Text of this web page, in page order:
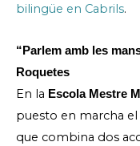
bilingüe en Cabrils.
“Parlem amb les
Roquetes
En la Escola Mestre
puesto en marcha
que combina dos